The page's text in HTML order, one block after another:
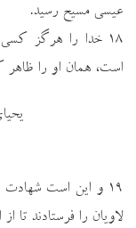
عيسي مسيح رسيد.
۱۸ خدا را هرگز
است، همان او را ظاهر
۱۹ و اين است
لاويان را فرستادند تا